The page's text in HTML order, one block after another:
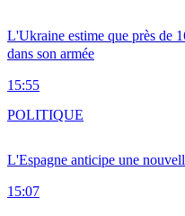
L'Ukraine estime que près de
dans son armée
15:55
L'Espagne anticipe une
15:07
POLITIQUE